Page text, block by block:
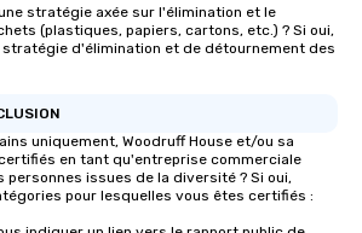
stratégie axée sur l'élimination et le
(plastiques, papiers, cartons, etc.) ? Si oui,
d'élimination et de détournement des
uniquement, Woodruff House et/ou sa
en tant qu'entreprise commerciale
personnes issues de la diversité ? Si oui,
pour lesquelles vous êtes certifiés :